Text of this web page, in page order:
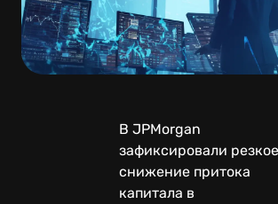
В JPMorgan
зафиксировали резкое
снижение притока
капитала в